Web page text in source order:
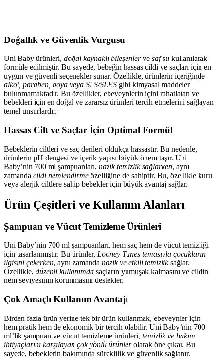
Doğallık ve Güvenlik Vurgusu
Uni Baby ürünleri, doğal kaynaklı bileşenlerve saf su kullanılarak
formüle edilmiştir. Bu sayede, bebeğin hassas cildi ve saçları için en
uygun ve güvenli seçenekler sunar. Özellikle, ürünlerin içeriğinde
alkol, paraben, boya veya SLS/SLES gibi kimyasal maddeler
bulunmamaktadır. Bu özellikler, ebeveynlerin içini rahatlatan ve
bebekleri için en doğal ve zararsız ürünleri tercih etmelerini sağlayan
temel unsurlardır.
Hassas Cilt ve Saçlar İçin Optimal Formül
Bebeklerin ciltleri ve saç derileri oldukça hassastır. Bu nedenle,
ürünlerin pH dengesi ve içerik yapısı büyük önem taşır. Uni
Baby’nin 700 ml şampuanları, nazik temizlik sağlarken, aynı
zamanda cildi nemlendirme özelliğine de sahiptir. Bu, özellikle kuru
veya alerjik ciltlere sahip bebekler için büyük avantaj sağlar.
Ürün Çeşitleri ve Kullanım Alanları
Şampuan ve Vücut Temizleme Ürünleri
Uni Baby’nin 700 ml şampuanları, hem saç hem de vücut temizliği
için tasarlanmıştır. Bu ürünler, Looney Tunes temasıyla çocukların
ilgisini çekerken, aynı zamanda nazik ve etkili temizliksağlar.
Özellikle, düzenli kullanımda saçların yumuşak kalmasını ve cildin
nem seviyesinin korunmasını destekler.
Çok Amaçlı Kullanım Avantajı
Birden fazla ürün yerine tek bir ürün kullanmak, ebeveynler için
hem pratik hem de ekonomik bir tercih olabilir. Uni Baby’nin 700
ml’lik şampuan ve vücut temizleme ürünleri, temizlik ve bakım
ihtiyaçlarını karşılayan çok yönlü ürünlerolarak öne çıkar. Bu
sayede, bebeklerin bakımında süreklilik ve güvenlik sağlanır.